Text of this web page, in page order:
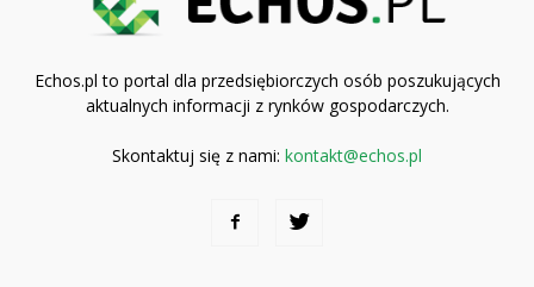
Echos.pl to portal dla przedsiębiorczych osób poszukujących
aktualnych informacji z rynków gospodarczych.
Skontaktuj się z nami: kontakt@echos.pl